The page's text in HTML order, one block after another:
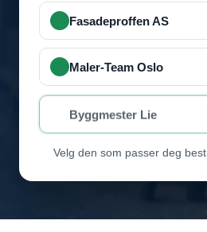
Fasadeproffen AS
Maler-Team Oslo
Byggmester Lie
Velg den som passer deg best